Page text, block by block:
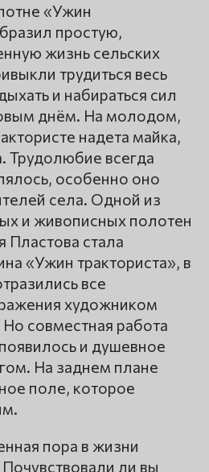
«Ужин
простую,
жизнь сельских
трудиться весь
и набираться сил
днём. На молодом,
надета майка,
Трудолюбие всегда
особенно оно
села. Одной из
и живописных полотен
Пластова стала
«Ужин тракториста», в
все
художником
совместная работа
и душевное
На заднем плане
поле, которое
пора в жизни
ли вы